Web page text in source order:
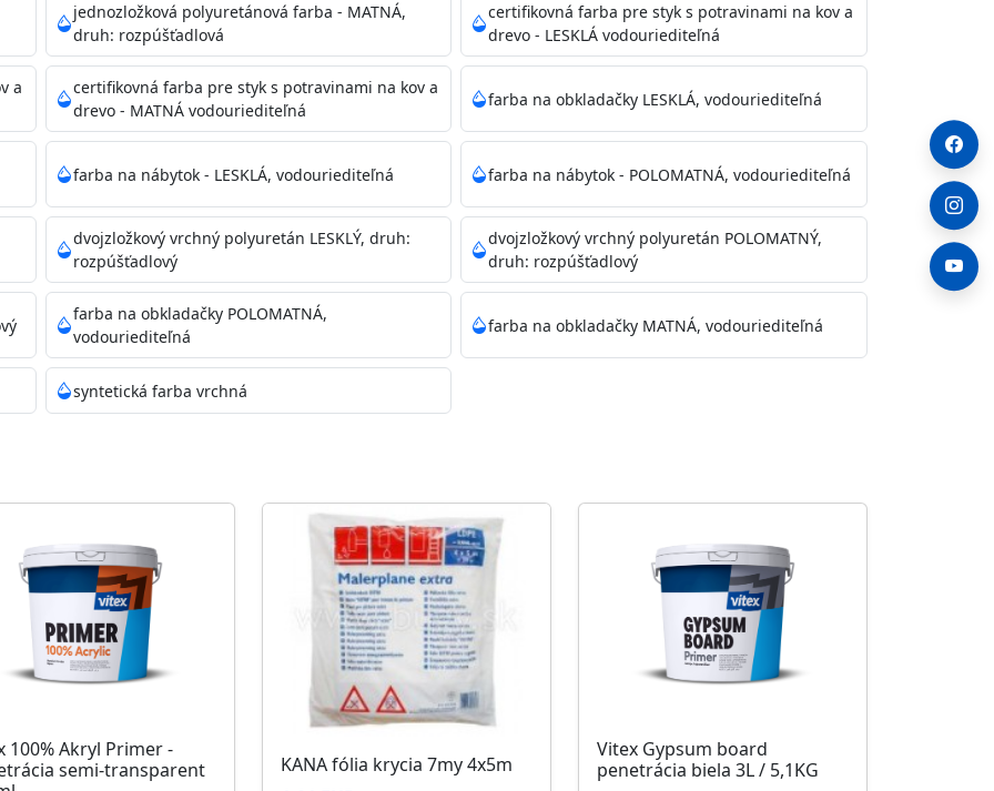
prachu, mastnoty, solí a materiálov so zlou priľnavosťou. Otvory alebo trhliny vyplňte
light putty a prebrúste. Nové alebo porézne povrchy natreté menej kvalitnými farbami
5°C až 25°C
jednozložková polyuretánová farba - MATNÁ,
druh: rozpúšťadlová
certifikovná farba pre styk s potravinami na kov a
drevo - LESKLÁ vodouriediteľná
a
certifikovná farba pre styk s potravinami na kov a
drevo - MATNÁ vodouriediteľná
farba na obkladačky LESKLÁ, vodouriediteľná
farba na nábytok - LESKLÁ, vodouriediteľná farba na nábytok - POLOMATNÁ, vodouriediteľná
dvojzložkový vrchný polyuretán LESKLÝ, druh:
rozpúšťadlový
dvojzložkový vrchný polyuretán POLOMATNÝ,
druh: rozpúšťadlový
farba na obkladačky POLOMATNÁ,
vodouriediteľná
farba na obkladačky MATNÁ, vodouriediteľná
syntetická farba vrchná
100% Akryl Primer -
semi-transparent
KANA fólia krycia 7my 4x5m
Vitex Gypsum board
penetrácia biela 3L / 5,1KG